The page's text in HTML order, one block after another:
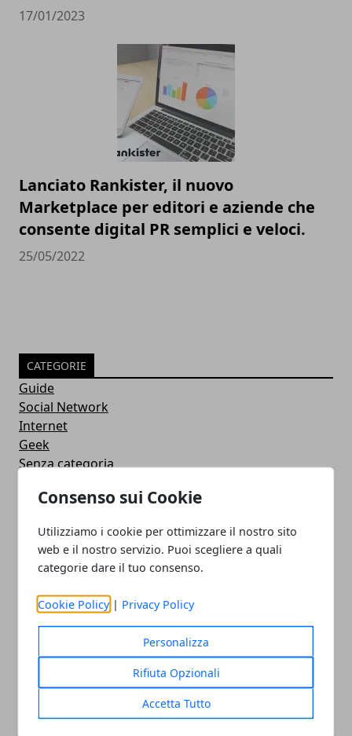
Consenso sui Cookie
Utilizziamo i cookie per ottimizzare il nostro sito
web e il nostro servizio. Puoi scegliere a quali
categorie dare il tuo consenso.
Cookie Policy | Privacy Policy
Personalizza
Rifiuta Opzionali
Accetta Tutto
17/01/2023
Lanciato Rankister, il nuovo
Marketplace per editori e aziende che
consente digital PR semplici e veloci.
25/05/2022
CATEGORIE
Guide
Social Network
Internet
Geek
Senza categoria
Sicurezza
Antivirus
Google
Utility
Giochi
Servizi online
Eventi
How To - Come Fare
Smartphone